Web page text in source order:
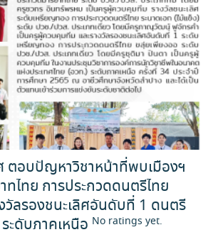
ตอบปัญหาวิชาหน้าที่พบเมืองฯ
ทไทย การประกวดดนตรีไทย
วัลรองชนะเลิศอันดับที่ 1 ดนตรี
ะดับภาคเหนือ No ratings yet.